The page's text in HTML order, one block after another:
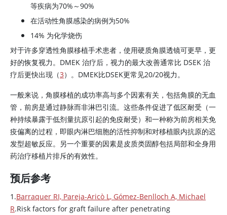
等疾病为70%～90%
在活动性角膜感染的病例为50%
14% 为化学烧伤
对于许多穿透性角膜移植手术患者，使用硬质角膜透镜可更早，更
好的恢复视力。DMEK 治疗后，视力的最大改善通常比 DSEK 治
疗后更快出现（3）。DMEK比DSEK更常见20/20视力。
一般来说，角膜移植的成功率高与多个因素有关，包括角膜的无血
管，前房是通过静脉而非淋巴引流。这些条件促进了低区耐受（一
种持续暴露于低剂量抗原引起的免疫耐受）和一种称为前房相关免
疫偏离的过程，即眼内淋巴细胞的活性抑制和对移植眼内抗原的迟
发型超敏反应。另一个重要的因素是皮质类固醇包括局部和全身用
药治疗移植片排斥的有效性。
预后参考
1.Barraquer RI, Pareja-Aricò L, Gómez-Benlloch A, Michael
R.Risk factors for graft failure after penetrating